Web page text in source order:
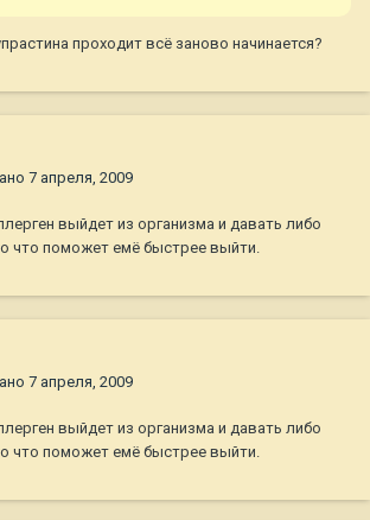
проходит всё заново начинается?
7 апреля, 2009
выйдет из организма и давать либо
что поможет емё быстрее выйти.
7 апреля, 2009
выйдет из организма и давать либо
что поможет емё быстрее выйти.